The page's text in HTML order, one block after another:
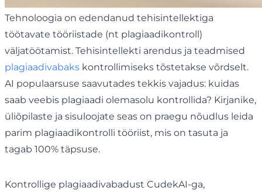
Tehnoloogia on edendanud tehisintellektiga
töötavate tööriistade (nt plagiaadikontroll)
väljatöötamist. Tehisintellekti arendus ja teadmised
plagiaadivabaks kontrollimiseks tõstetakse võrdselt.
AI populaarsuse saavutades tekkis vajadus: kuidas
saab veebis plagiaadi olemasolu kontrollida? Kirjanike,
üliõpilaste ja sisuloojate seas on praegu nõudlus leida
parim plagiaadikontrolli tööriist, mis on tasuta ja
tagab 100% täpsuse.
Kontrollige plagiaadivabadust CudekAI-ga,